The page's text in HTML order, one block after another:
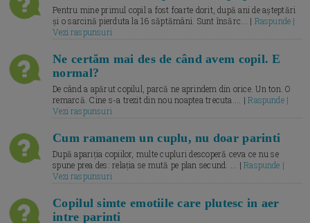
Pentru mine primul copil a fost foarte dorit, după ani de așteptări
și o sarcină pierduta la 16 săptămâni. Sunt însărc... | Raspunde |
Vezi raspunsuri
Ne certăm mai des de când avem copil. E
normal?
De când a apărut copilul, parcă ne aprindem din orice. Un ton. O
remarcă. Cine s-a trezit din nou noaptea trecuta.... |Raspunde |
Vezi raspunsuri
Cum ramanem un cuplu, nu doar parinti
După apariția copiilor, multe cupluri descoperă ceva ce nu se
spune prea des: relația se mută pe plan secund. ... |Raspunde |
Vezi raspunsuri
Copilul simte emotiile care plutesc in aer
intre parinti